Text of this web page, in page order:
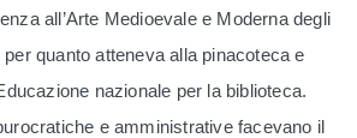
all’Arte Medioevale e Moderna degli
quanto atteneva alla pinacoteca e
nazionale per la biblioteca.
e amministrative facevano il